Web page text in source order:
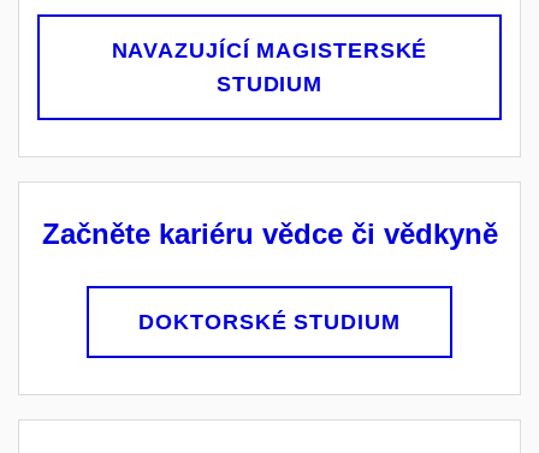
NAVAZUJÍCÍ MAGISTERSKÉ
STUDIUM
Začněte kariéru vědce či vědkyně
DOKTORSKÉ STUDIUM